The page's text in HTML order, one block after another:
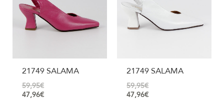
21749 SALAMA
59,95€
47,96€
21749 SALAMA
59,95€
47,96€